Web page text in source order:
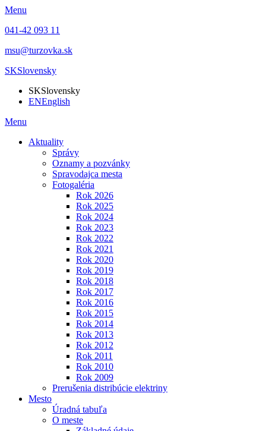
Menu
041-42 093 11
msu@turzovka.sk
SKSlovensky
SKSlovensky
ENEnglish
Menu
Aktuality
Správy
Oznamy a pozvánky
Spravodajca mesta
Fotogaléria
Rok 2026
Rok 2025
Rok 2024
Rok 2023
Rok 2022
Rok 2021
Rok 2020
Rok 2019
Rok 2018
Rok 2017
Rok 2016
Rok 2015
Rok 2014
Rok 2013
Rok 2012
Rok 2011
Rok 2010
Rok 2009
Prerušenia distribúcie elektriny
Mesto
Úradná tabuľa
O meste